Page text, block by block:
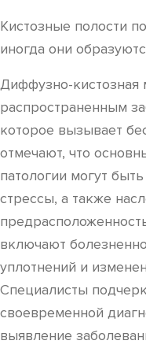
Кистозные полости
иногда они
Диффузно-кистозная
распространенным
которое вызывает
отмечают, что
патологии могут
стрессы, а также
включают
уплотнений и
Специалисты
своевременной
выявление